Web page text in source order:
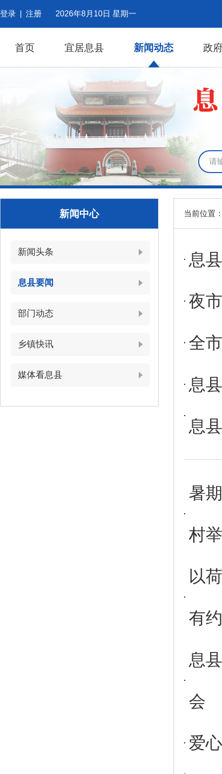
登录 注册 2026年8月10日 星期一
首页 宜居息县 新闻动态 政
新闻中心
新闻头条
息县要闻
部门动态
乡镇快讯
媒体看息县
当前位置
息
夜
全
息
息
暑
村
以
有
息
会
爱